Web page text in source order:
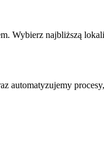
Wybierz najbliższą
automatyzujemy